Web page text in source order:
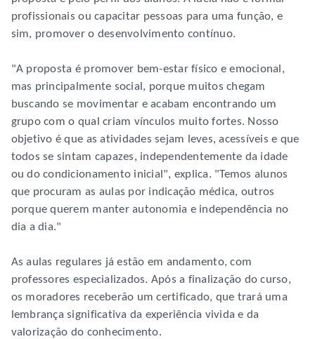
profissionais ou capacitar pessoas para uma função, e
sim, promover o desenvolvimento contínuo.
"A proposta é promover bem-estar físico e emocional,
mas principalmente social, porque muitos chegam
buscando se movimentar e acabam encontrando um
grupo com o qual criam vínculos muito fortes. Nosso
objetivo é que as atividades sejam leves, acessíveis e que
todos se sintam capazes, independentemente da idade
ou do condicionamento inicial", explica. "Temos alunos
que procuram as aulas por indicação médica, outros
porque querem manter autonomia e independência no
dia a dia."
As aulas regulares já estão em andamento, com
professores especializados. Após a finalização do curso,
os moradores receberão um certificado, que trará uma
lembrança significativa da experiência vivida e da
valorização do conhecimento.